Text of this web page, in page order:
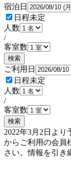
宿泊日
日程未定
人数
/
客室数
検索
ご利用日
日程未定
人数
/
客室数
検索
2022年3月2日よ
からご利用の会員
さい。情報を引き